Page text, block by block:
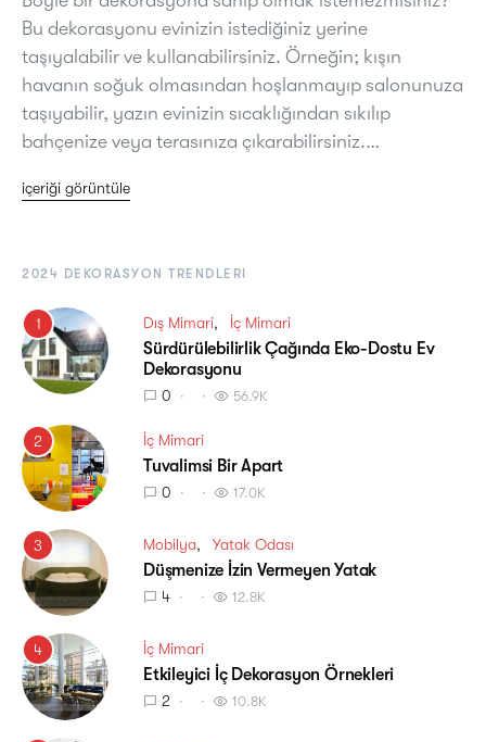
Bu dekorasyonu evinizin istediğiniz yerine
taşıyalabilir ve kullanabilirsiniz. Örneğin; kışın
havanın soğuk olmasından hoşlanmayıp salonunuza
taşıyabilir, yazın evinizin sıcaklığından sıkılıp
bahçenize veya terasınıza çıkarabilirsiniz.…
içeriği görüntüle
2024 DEKORASYON TRENDLERI
1 Dış Mimari İç Mimari
Sürdürülebilirlik Çağında Eko-Dostu Ev
Dekorasyonu
0 56.9K
2 İç Mimari
Tuvalimsi Bir Apart
0 17.0K
3 Mobilya Yatak Odası
Düşmenize İzin Vermeyen Yatak
4 12.8K
4 İç Mimari
Etkileyici İç Dekorasyon Örnekleri
2 10.8K